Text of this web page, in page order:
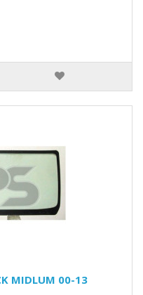
MIDLUM 00-13